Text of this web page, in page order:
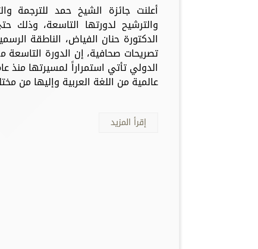
أعلنت جائزة الشيخ حمد للترجمة
والترشيح لدورتها التاسعة، وذلك
الدكتورة حنان الفياض، الناطقة
تصريحات صحافية، إن الدورة التاسعة
عالمية من اللغة العربية وإليها من
إقرأ المزيد